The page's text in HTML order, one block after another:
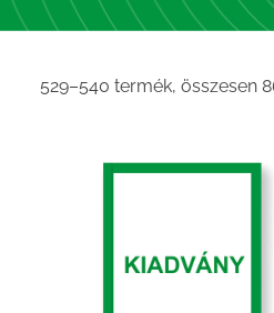
529–540 termék, összesen